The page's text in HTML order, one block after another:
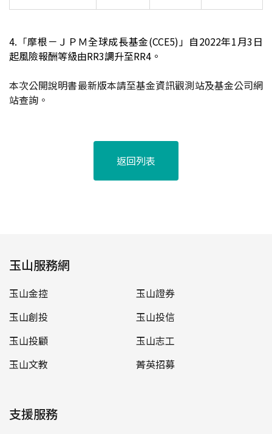
4. 「摩根－ＪＰＭ全球成長基金(CCE5)」自2022年1月3日
起風險報酬等級由RR3調升至RR4。
本次公開說明書最新版本請至基金資訊觀測站及基金公司網
站查詢。
返回列表
玉山服務網
玉山金控
玉山證券
玉山創投
玉山投信
玉山投顧
玉山志工
玉山文教
菁英招募
支援服務